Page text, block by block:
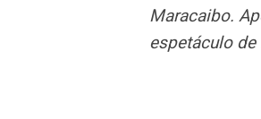
Maracaibo.
espetáculo de